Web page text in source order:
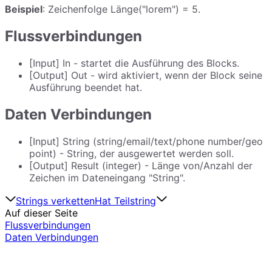
Beispiel: Zeichenfolge Länge("lorem") = 5.
Flussverbindungen
[Input] In - startet die Ausführung des Blocks.
[Output] Out - wird aktiviert, wenn der Block seine
Ausführung beendet hat.
Daten Verbindungen
[Input] String (string/email/text/phone number/geo
point) - String, der ausgewertet werden soll.
[Output] Result (integer) - Länge von/Anzahl der
Zeichen im Dateneingang "String".
Strings verkettenHat Teilstring
Auf dieser Seite
Flussverbindungen
Daten Verbindungen